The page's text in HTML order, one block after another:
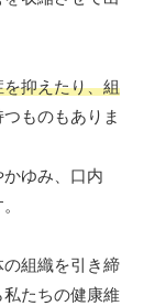
を抑えたり、組
ものもありま
ゆみ、口内
組織を引き締
たちの健康維